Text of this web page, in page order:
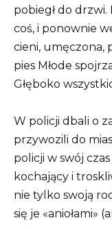
pobiegł do drzwi.
coś, i ponownie
cieni, umęczona,
pies Młode
Głęboko
W policji dbali o
przywozili do
policji w swój
kochający i
nie tylko swoją
się je «aniołami»